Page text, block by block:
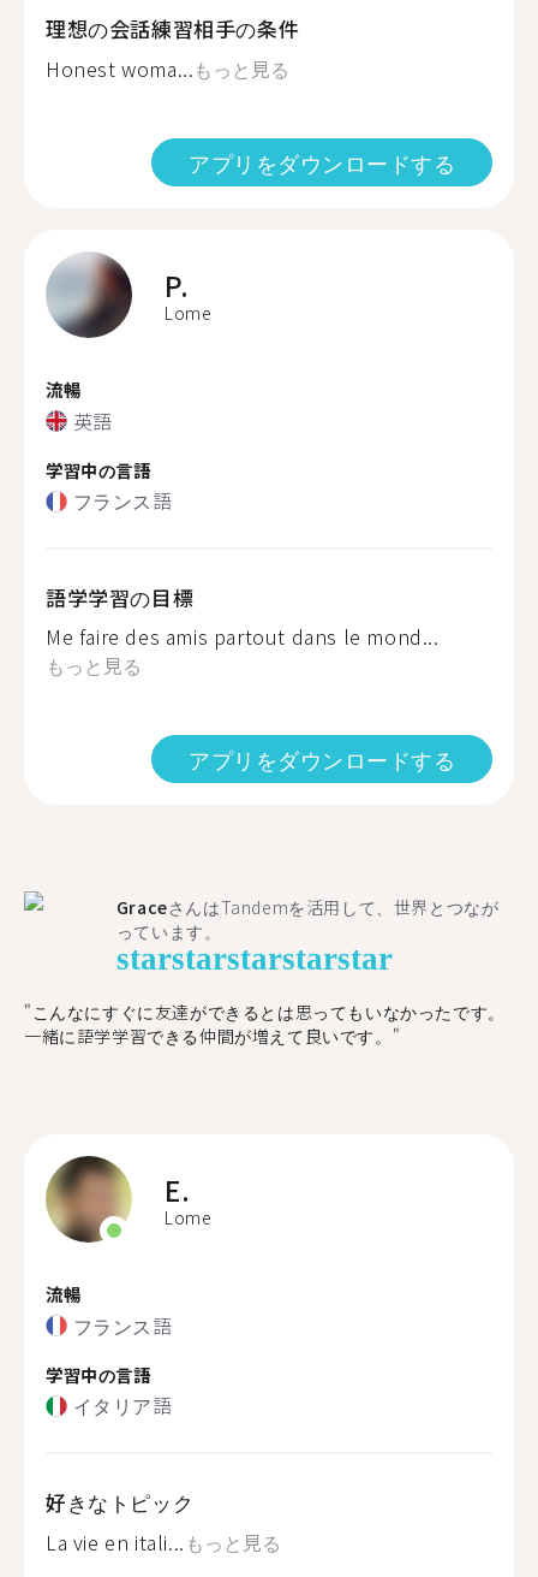
理想の会話練習相手の条件
Honest woma...もっと見る
アプリをダウンロードする
P.
Lome
流暢
英語
学習中の言語
フランス語
語学学習の目標
Me faire des amis partout dans le mond...
もっと見る
アプリをダウンロードする
GraceさんはTandemを活用して、世界とつなが
っています。
starstarstarstarstar
"こんなにすぐに友達ができるとは思ってもいなかったです。
一緒に語学学習できる仲間が増えて良いです。"
E.
Lome
流暢
フランス語
学習中の言語
イタリア語
好きなトピック
La vie en itali... もっと見る